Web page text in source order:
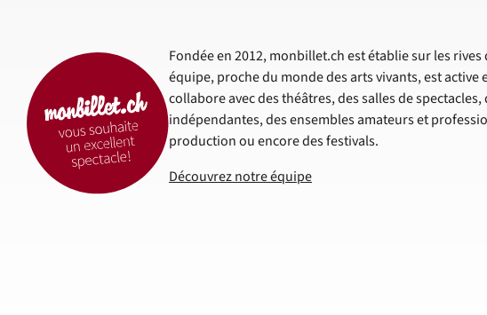
Fondée en 2012, monbillet.ch est établie sur les
équipe, proche du monde des arts vivants, est active
collabore avec des théâtres, des salles de
indépendantes, des ensembles amateurs et
production ou encore des festivals.
Découvrez notre équipe